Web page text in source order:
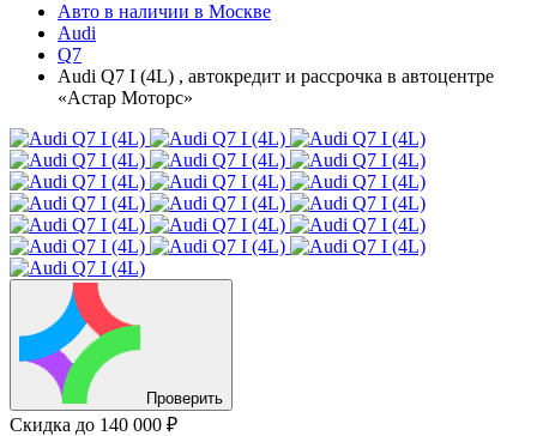
Авто в наличии в Москве
Audi
Q7
Audi Q7 I (4L) , автокредит и рассрочка в автоцентре
«Астар Моторс»
Проверить
Скидка до 140 000 ₽